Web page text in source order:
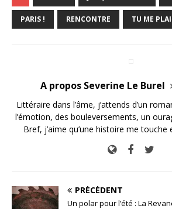
PARIS ! RENCONTRE TU ME
A propos Severine Le Burel
Littéraire dans l’âme, j’attends d’un
l’émotion, des bouleversements, un
Bref, j’aime qu’une histoire me
PRÉCÉDENT
Un polar pour l’été : La